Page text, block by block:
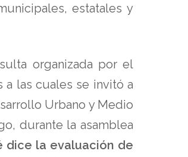
estatales y
organizada por el
a las cuales se invitó a
Urbano y Medio
durante la asamblea
dice la evaluación de